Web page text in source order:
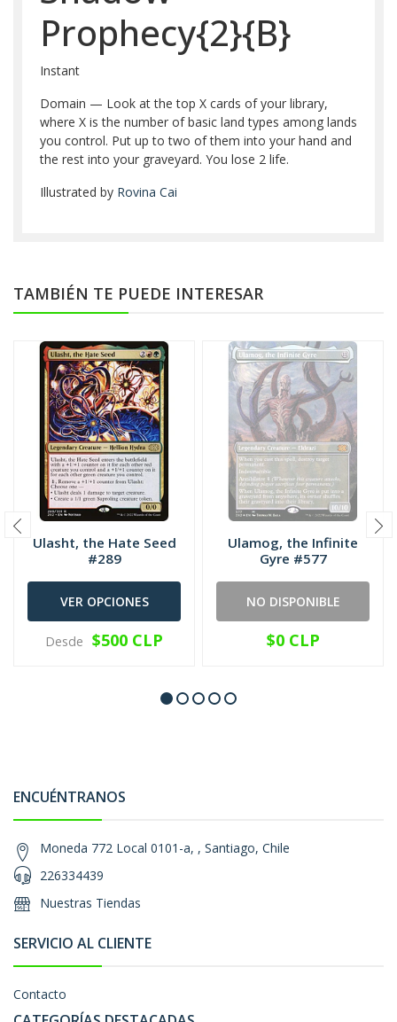
Prophecy{2}{B}
Instant
Domain — Look at the top X cards of your library,
where X is the number of basic land types among lands
you control. Put up to two of them into your hand and
the rest into your graveyard. You lose 2 life.
Illustrated by Rovina Cai
TAMBIÉN TE PUEDE INTERESAR
Ulasht, the Hate Seed
#289
VER OPCIONES
Desde $500 CLP
Ulamog, the Infinite
Gyre #577
NO DISPONIBLE
$0 CLP
ENCUÉNTRANOS
Moneda 772 Local 0101-a, , Santiago, Chile
226334439
Nuestras Tiendas
SERVICIO AL CLIENTE
Contacto